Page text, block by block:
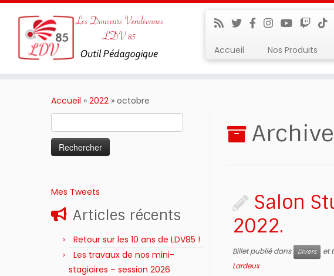
Accueil Nos Produits
Accueil » 2022 » octobre
Mes Tweets
Articles récents
Retour sur les 10 ans de LDV85 !
Les travaux de nos mini-
stagiaires – session 2026 ‍‍‍‍‍
Salon
2022.
Billet publié dans Divers et
Lardeux